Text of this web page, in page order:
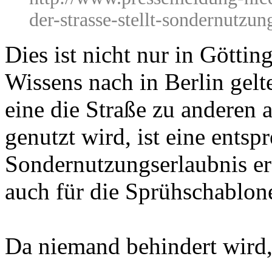
der-strasse-stellt-
Dies ist nicht nur in
Wissens nach in Berlin
eine die Straße zu
genutzt wird, ist eine
Sondernutzungserlaubnis
auch für die
Da niemand behindert